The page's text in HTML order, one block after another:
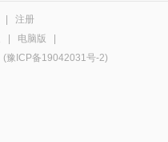
注册
电脑版
(豫ICP备19042031号-2)